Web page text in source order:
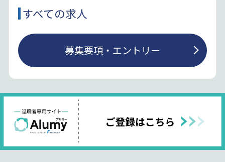
すべての求人
募集要項・エントリー